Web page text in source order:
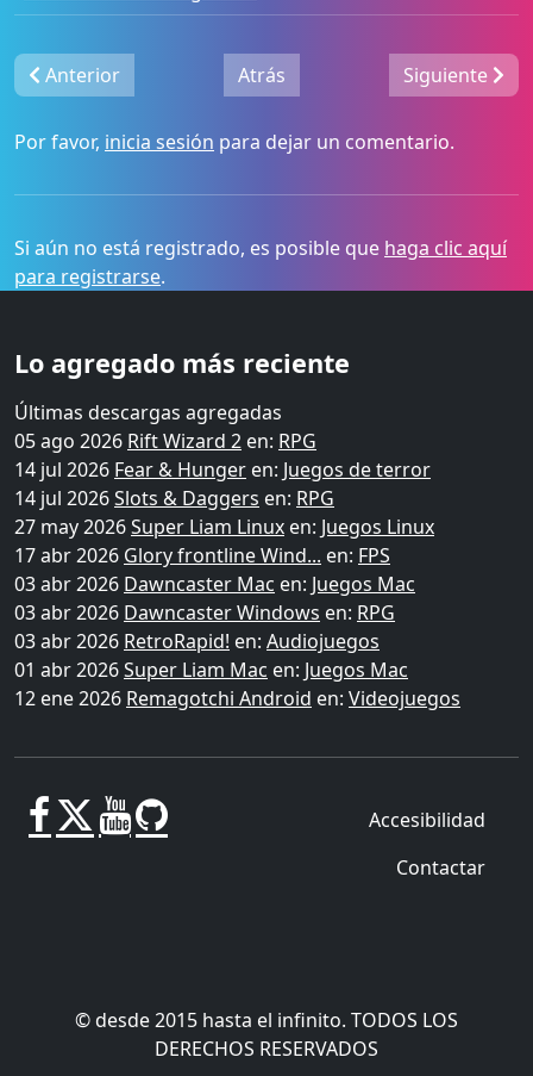
Anterior Atrás Siguiente
Por favor, inicia sesión para dejar un comentario.
Si aún no está registrado, es posible que haga clic aquí
para registrarse.
Lo agregado más reciente
Últimas descargas agregadas
05 ago 2026 Rift Wizard 2 en: RPG
14 jul 2026 Fear & Hunger en: Juegos de terror
14 jul 2026Slots & Daggers en: RPG
27 may 2026Super Liam Linux en: Juegos Linux
17 abr 2026 Glory frontline Wind... en: FPS
03 abr 2026 Dawncaster Mac en: Juegos Mac
03 abr 2026 Dawncaster Windows en: RPG
03 abr 2026 RetroRapid! en: Audiojuegos
01 abr 2026Super Liam Mac en: Juegos Mac
12 ene 2026 Remagotchi Android en: Videojuegos
Accesibilidad
Contactar
© desde 2015 hasta el infinito. TODOS LOS
DERECHOS RESERVADOS